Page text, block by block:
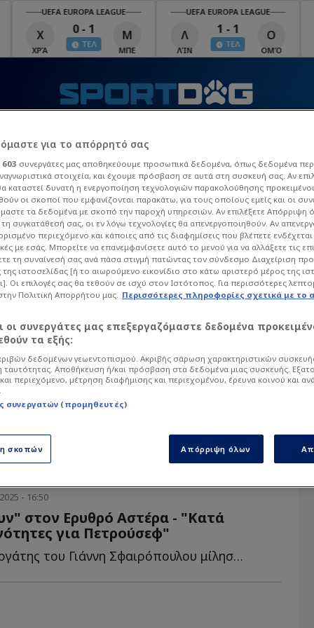
UEFA EUROPA LEAGUE
ΤΕΛ
Μ
ΜΠΕ
UEFA EUROPA LEAGUE
ΤΕΛ
Ο
ΟΜΌ
MATCHZONE
La Liga Champions League Europa
άρθρα του Sportdog σχετικά με το θέμα
στον φίλαθλο.
- 16:50
στον Ερυθρό Αστέρα - "Κατά
για Πετρούσεφ"
Ο άμεσος συνεργάτης του Γιάννη Σφαιρόπουλου μίλησε γ...
για το απόρρητό σας
603 συνεργάτες μας αποθηκεύουμε προσωπικά δεδομένα, όπως δεδομένα
στοιχεία, και έχουμε πρόσβαση σε αυτά στη συσκευή σας. Αν
καταστεί δυνατή η ενεργοποίηση τεχνολογιών παρακολούθησης
οι σκοποί που εμφανίζονται παρακάτω, για τους οποίους εμείς και οι
τα δεδομένα με σκοπό την παροχή υπηρεσιών. Αν επιλέξετε Απόρριψη
συγκατάθεσή σας, οι εν λόγω τεχνολογίες θα απενεργοποιηθούν. Αν
περιεχόμενο και κάποιες από τις διαφημίσεις που βλέπετε ενδέχεται
με εσάς. Μπορείτε να επανεμφανίσετε αυτό το μενού για να αλλάξετε τις
τη συναίνεσή σας ανά πάσα στιγμή πατώντας τον σύνδεσμο Διαχείριση
ιστοσελίδας [ή το αιωρούμενο εικονίδιο στο κάτω αριστερό μέρος της
Οι επιλογές σας θα τεθούν σε ισχύ στον Ιστότοπος. Για περισσότερες
Πολιτική Απορρήτου μας. Περισσότερες πληροφορίες σχετικά με το
οι συνεργάτες μας επεξεργαζόμαστε δεδομένα
τα εξής:
δεδομένων γεωεντοπισμού. Ακριβής σάρωση χαρακτηριστικών
ταυτότητας. Αποθήκευση ή/και πρόσβαση στα δεδομένα μιας συσκευής.
περιεχόμενο, μέτρηση διαφήμισης και περιεχομένου, έρευνα κοινού και
συνεργατών (προμηθευτές)
σκοπών Απόρριψη όλων